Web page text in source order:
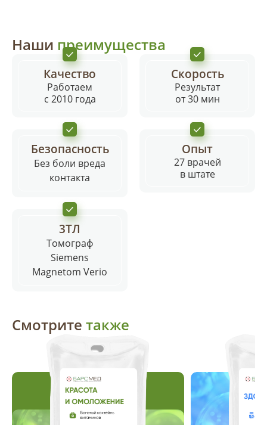
Оставить отзыв
Смотреть все отзывы
Наши преимущества
Качество
Работаем
с 2010 года
Скорость
Результат
от 30 мин
Безопасность
Без боли вреда
контакта
Опыт
27 врачей
в штате
3ТЛ
Томограф
Siemens
Magnetom Verio
Смотрите также